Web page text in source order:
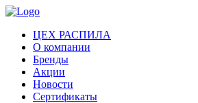
ЦЕХ РАСПИЛА
О компании
Бренды
Акции
Новости
Сертификаты